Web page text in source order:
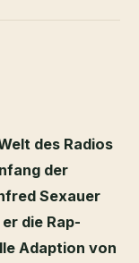
des Radios
der
Sexauer
die Rap-
Adaption von